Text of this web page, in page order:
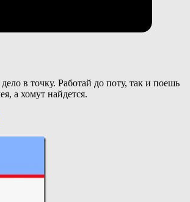
в точку. Работай до поту, так и поешь
а хомут найдется.